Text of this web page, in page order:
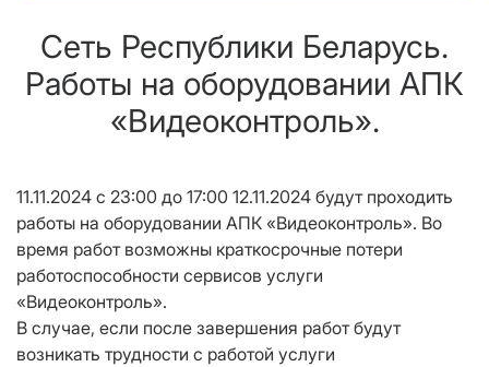
Сеть Республики Беларусь.
Работы на оборудовании АПК
«Видеоконтроль».
11.11.2024 с 23:00 до 17:00 12.11.2024 будут проходить
работы на оборудовании АПК «Видеоконтроль». Во
время работ возможны краткосрочные потери
работоспособности сервисов услуги
«Видеоконтроль».
В случае, если после завершения работ будут
возникать трудности с работой услуги